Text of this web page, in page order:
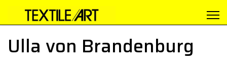
Ulla von Brandenburg